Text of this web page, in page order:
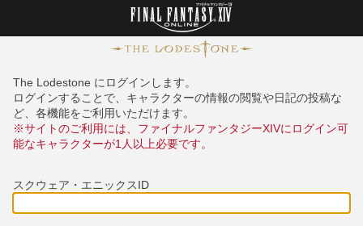
The Lodestone にログインします。
ログインすることで、キャラクターの情報の閲覧や日記の投稿な
ど、各機能をご利用いただけます。
※サイトのご利用には、ファイナルファンタジーXIVにログイン可
能なキャラクターが1人以上必要です。
スクウェア・エニックスID